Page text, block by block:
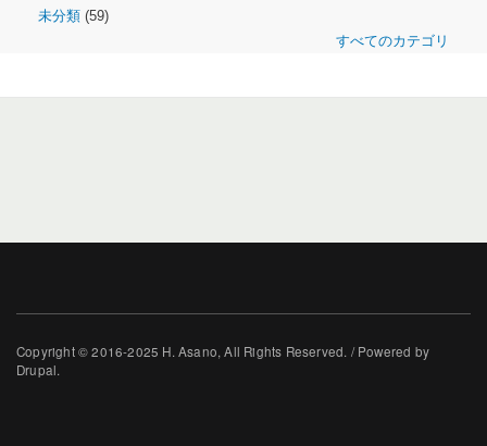
未分類 (59)
すべてのカテゴリ
Copyright © 2016-2025 H. Asano, All Rights Reserved. / Powered by
Drupal.